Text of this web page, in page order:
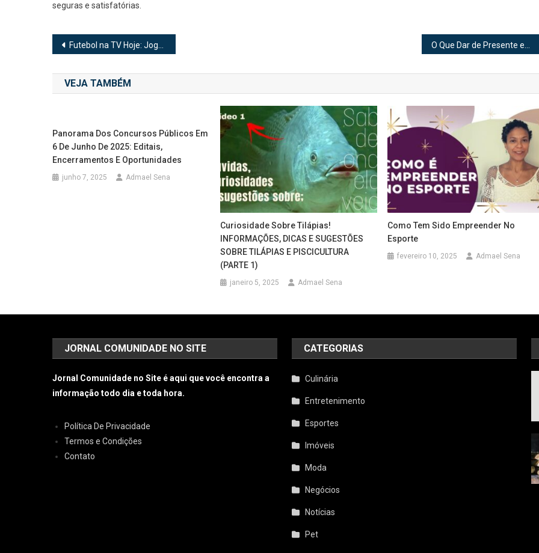
seguras e satisfatórias.
Navegação
de
Post
Futebol na TV Hoje: Jogos, Horários e Onde Assistir ao Vivo O Que Dar de Presente em uma Primeira Comunhão
VEJA TAMBÉM
Panorama Dos Concursos Públicos Em
6 De Junho De 2025: Editais,
Encerramentos E Oportunidades
junho 7, 2025 Admael Sena
Curiosidade Sobre Tilápias!
INFORMAÇÕES, DICAS E SUGESTÕES
SOBRE TILÁPIAS E PISCICULTURA
(PARTE 1)
janeiro 5, 2025 Admael Sena
Como Tem Sido Empreender No
Esporte
fevereiro 10, 2025 Admael Sena
JORNAL COMUNIDADE NO SITE
Jornal Comunidade no Site é aqui que você encontra a
informação todo dia e toda hora.
Política De Privacidade
Termos e Condições
Contato
CATEGORIAS
Culinária
Entretenimento
Esportes
Imóveis
Moda
Negócios
Notícias
Pet